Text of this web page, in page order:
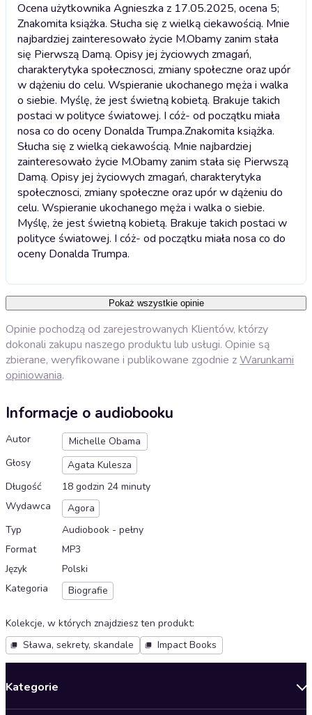
Ocena użytkownika Agnieszka z 17.05.2025, ocena 5;
Znakomita książka. Słucha się z wielką ciekawością. Mnie
najbardziej zainteresowało życie M.Obamy zanim stała
się Pierwszą Damą. Opisy jej życiowych zmagań,
charakterytyka społecznosci, zmiany społeczne oraz upór
w dążeniu do celu. Wspieranie ukochanego męża i walka
o siebie. Myślę, że jest świetną kobietą. Brakuje takich
postaci w polityce światowej. I cóż- od początku miała
nosa co do oceny Donalda Trumpa.Znakomita książka.
Słucha się z wielką ciekawością. Mnie najbardziej
zainteresowało życie M.Obamy zanim stała się Pierwszą
Damą. Opisy jej życiowych zmagań, charakterytyka
społecznosci, zmiany społeczne oraz upór w dążeniu do
celu. Wspieranie ukochanego męża i walka o siebie.
Myślę, że jest świetną kobietą. Brakuje takich postaci w
polityce światowej. I cóż- od początku miała nosa co do
oceny Donalda Trumpa.
Pokaż wszystkie opinie
Opinie pochodzą od zarejestrowanych Klientów, którzy
dokonali zakupu naszego produktu lub usługi. Opinie są
zbierane, weryfikowane i publikowane zgodnie zWarunkami
opiniowania.
Informacje o audiobooku
Autor
Michelle Obama
Głosy
Agata Kulesza
Długość
18 godzin 24 minuty
Wydawca
Agora
Typ
Audiobook - pełny
Format
MP3
Język
Polski
Kategoria
Biografie
Kolekcje, w których znajdziesz ten produkt:
Sława, sekrety, skandale
Impact Books
Kategorie